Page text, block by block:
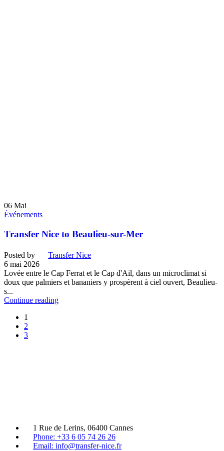
06 Mai
Événements
Transfer Nice to Beaulieu-sur-Mer
Posted by
Transfer Nice
6 mai 2026
Lovée entre le Cap Ferrat et le Cap d'Ail, dans un microclimat si
doux que palmiers et bananiers y prospèrent à ciel ouvert, Beaulieu-
s...
Continue reading
1
2
3
1 Rue de Lerins, 06400 Cannes
Phone: +33 6 05 74 26 26
Email: info@transfer-nice.fr